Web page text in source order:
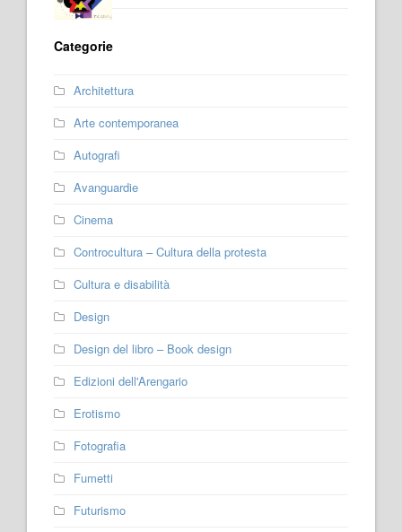
Categorie
Architettura
Arte contemporanea
Autografi
Avanguardie
Cinema
Controcultura – Cultura della protesta
Cultura e disabilità
Design
Design del libro – Book design
Edizioni dell'Arengario
Erotismo
Fotografia
Fumetti
Futurismo